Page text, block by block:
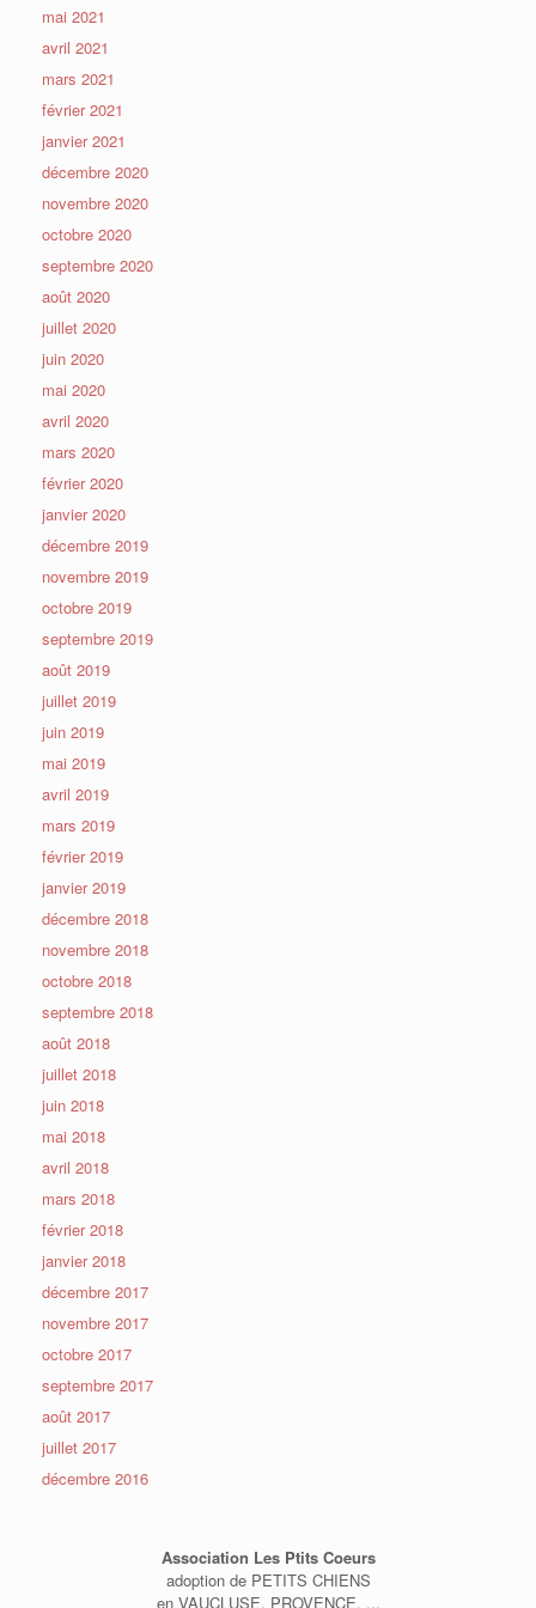
mai 2021
avril 2021
mars 2021
février 2021
janvier 2021
décembre 2020
novembre 2020
octobre 2020
septembre 2020
août 2020
juillet 2020
juin 2020
mai 2020
avril 2020
mars 2020
février 2020
janvier 2020
décembre 2019
novembre 2019
octobre 2019
septembre 2019
août 2019
juillet 2019
juin 2019
mai 2019
avril 2019
mars 2019
février 2019
janvier 2019
décembre 2018
novembre 2018
octobre 2018
septembre 2018
août 2018
juillet 2018
juin 2018
mai 2018
avril 2018
mars 2018
février 2018
janvier 2018
décembre 2017
novembre 2017
octobre 2017
septembre 2017
août 2017
juillet 2017
décembre 2016
Association Les Ptits Coeurs
adoption de PETITS CHIENS
en VAUCLUSE, PROVENCE, ...